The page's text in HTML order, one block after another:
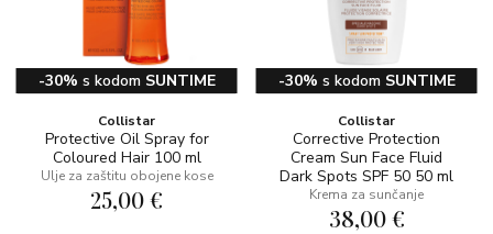
-30% s kodom SUNTIME
Collistar
Protective Oil Spray for
Coloured Hair 100 ml
Ulje za zaštitu obojene kose
25,00 €
-30% s kodom SUNTIME
Collistar
Corrective Protection
Cream Sun Face Fluid
Dark Spots SPF 50 50 ml
Krema za sunčanje
38,00 €